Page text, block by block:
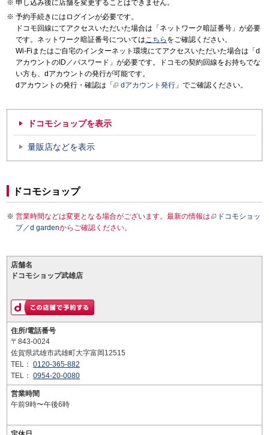
申し込み後に店舗を変更することはできません。
予約手続きにはログインが必要です。
ドコモ回線にてアクセスいただいた場合は「ネットワーク暗証番号」が必要
です。ネットワーク暗証番号についてはこちら をご確認ください。
Wi-Fiまたはご自宅のインターネット環境にてアクセスいただいた場合は「d
アカウントのID／パスワード」が必要です。ドコモの契約回線をお持ちでな
い方も、dアカウントの発行が可能です。
dアカウントの発行・確認は「
dアカウント発行 」でご確認ください。
ドコモショップを表示
量販店などを表示
ドコモショップ
営業時間などは変更となる場合がございます。最新の情報は
ドコモショッ
プ／d gardenからご確認ください。
店舗名
ドコモショップ武雄店
住所/電話番号
〒843-0024
佐賀県武雄市武雄町大字富岡12515
TEL： 0120-365-882
TEL： 0954-20-0080
営業時間
午前9時〜午後6時